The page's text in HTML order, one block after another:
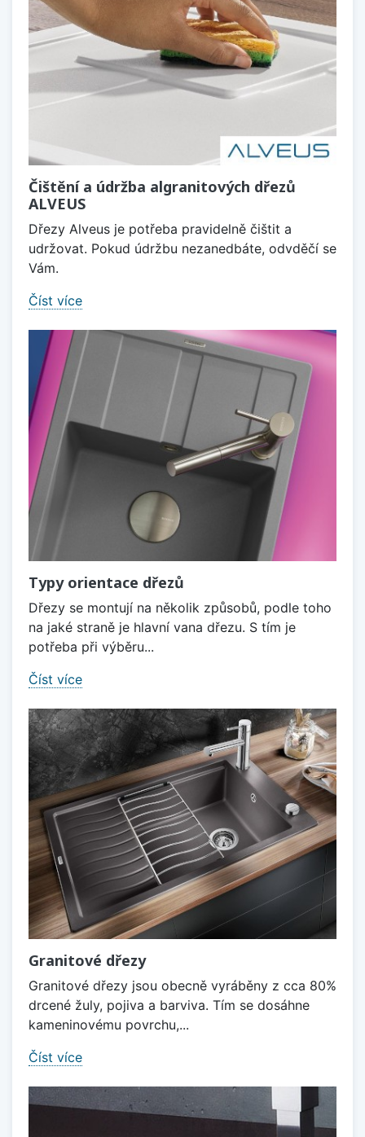
Čištění a údržba algranitových dřezů
ALVEUS
Dřezy Alveus je potřeba pravidelně čištit a
udržovat. Pokud údržbu nezanedbáte, odvděčí se
Vám.
Číst více
Typy orientace dřezů
Dřezy se montují na několik způsobů, podle toho
na jaké straně je hlavní vana dřezu. S tím je
potřeba při výběru...
Číst více
Granitové dřezy
Granitové dřezy jsou obecně vyráběny z cca 80%
drcené žuly, pojiva a barviva. Tím se dosáhne
kameninovému povrchu,...
Číst více